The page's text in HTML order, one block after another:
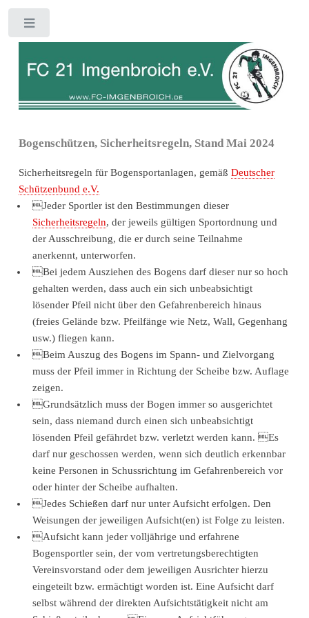
Bogenschützen, Sicherheitsregeln, Stand Mai 2024
Sicherheitsregeln für Bogensportanlagen, gemäß Deutscher
Schützenbund e.V.
Jeder Sportler ist den Bestimmungen dieser
Sicherheitsregeln, der jeweils gültigen Sportordnung und
der Ausschreibung, die er durch seine Teilnahme
anerkennt, unterworfen.
Bei jedem Ausziehen des Bogens darf dieser nur so hoch
gehalten werden, dass auch ein sich unbeabsichtigt
lösender Pfeil nicht über den Gefahrenbereich hinaus
(freies Gelände bzw. Pfeilfänge wie Netz, Wall, Gegenhang
usw.) fliegen kann.
Beim Auszug des Bogens im Spann- und Zielvorgang
muss der Pfeil immer in Richtung der Scheibe bzw. Auflage
zeigen.
Grundsätzlich muss der Bogen immer so ausgerichtet
sein, dass niemand durch einen sich unbeabsichtigt
lösenden Pfeil gefährdet bzw. verletzt werden kann. Es
darf nur geschossen werden, wenn sich deutlich erkennbar
keine Personen in Schussrichtung im Gefahrenbereich vor
oder hinter der Scheibe aufhalten.
Jedes Schießen darf nur unter Aufsicht erfolgen. Den
Weisungen der jeweiligen Aufsicht(en) ist Folge zu leisten.
Aufsicht kann jeder volljährige und erfahrene
Bogensportler sein, der vom vertretungsberechtigten
Vereinsvorstand oder dem jeweiligen Ausrichter hierzu
eingeteilt bzw. ermächtigt worden ist. Eine Aufsicht darf
selbst während der direkten Aufsichtstätigkeit nicht am